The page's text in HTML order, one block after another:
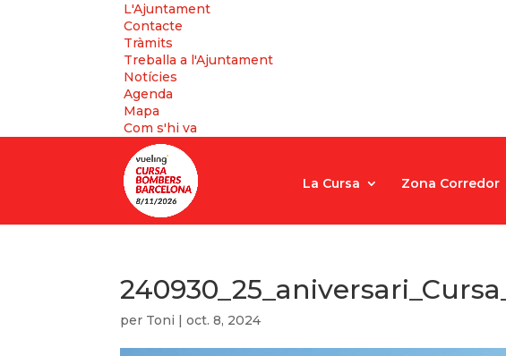
L'Ajuntament
Contacte
Tràmits
Treballa a l'Ajuntament
Notícies
Agenda
Mapa
Com s'hi va
La Cursa Zona Corredor
per Toni |oct. 8, 2024